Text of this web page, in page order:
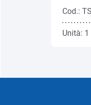
Cod.:
Unità: 1